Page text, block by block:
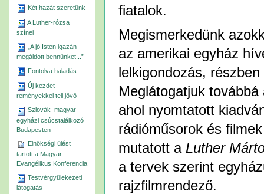
Két hazát szeretünk
A Luther-rózsa
színei
„A jó Isten igazán
megáldott bennünket...”
Fontolva haladás
Új kezdet –
reményekkel teli jövő
Szlovák–magyar
egyházi csúcstalálkozó
Budapesten
Elnökségi ülést
tartott a Magyar
Evangélikus Konferencia
Testvérgyülekezeti
látogatás
fiatalok.
Megismerkedünk
az amerikai egyház
lelkigondozás,
Meglátogatjuk
ahol nyomtatott
rádióműsorok és
mutatott a Luther
a tervek szerint
rajzfilmrendező.